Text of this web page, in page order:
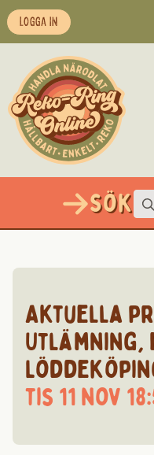
LOGGA IN
Sökfor:
Aktuella
Utlämning,
tis 11 nov